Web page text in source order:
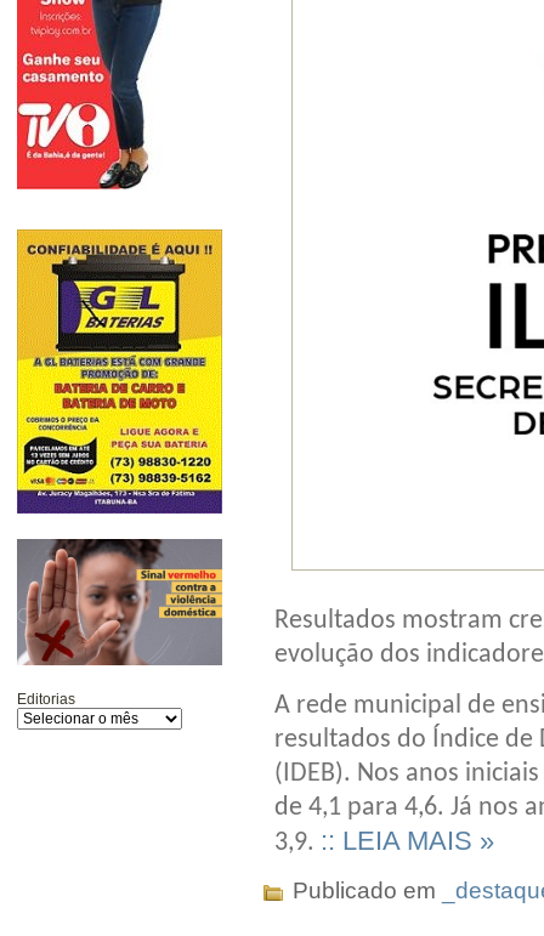
Editorias
Resultados mostram
evolução dos
A rede municipal de
resultados do Índice de
(IDEB). Nos anos
de 4,1 para 4,6. Já nos
3,9. :: LEIA MAIS »
Publicado em